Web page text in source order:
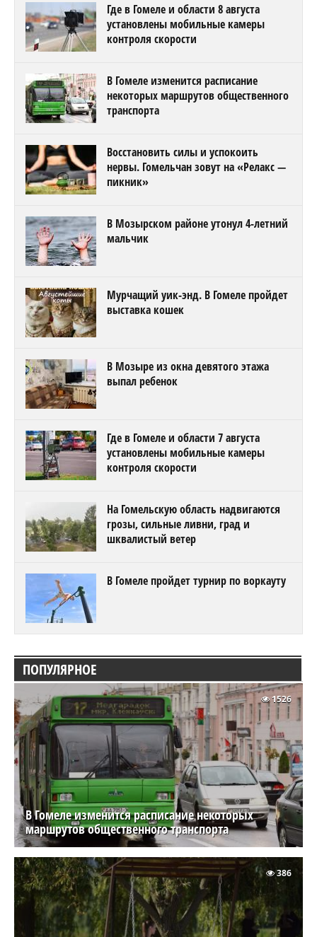
Где в Гомеле и области 8 августа
установлены мобильные камеры
контроля скорости
В Гомеле изменится расписание
некоторых маршрутов общественного
транспорта
Восстановить силы и успокоить
нервы. Гомельчан зовут на «Релакс —
пикник»
В Мозырском районе утонул 4-летний
мальчик
Мурчащий уик-энд. В Гомеле пройдет
выставка кошек
В Мозыре из окна девятого этажа
выпал ребенок
Где в Гомеле и области 7 августа
установлены мобильные камеры
контроля скорости
На Гомельскую область надвигаются
грозы, сильные ливни, град и
шквалистый ветер
В Гомеле пройдет турнир по воркауту
ПОПУЛЯРНОЕ
В Гомеле изменится расписание некоторых
маршрутов общественного транспорта
1526
386